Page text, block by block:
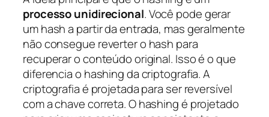
processo unidirecional. Você pode gerar
um hash a partir da entrada, mas geralmente
não consegue reverter o hash para
recuperar o conteúdo original. Isso é o que
diferencia o hashing da criptografia. A
criptografia é projetada para ser reversível
com a chave correta. O hashing é projetado